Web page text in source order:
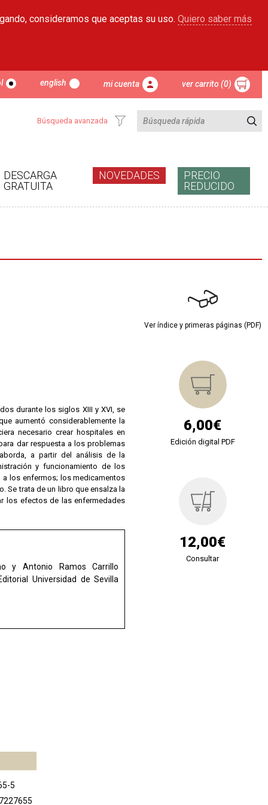
consideramos que aceptas su uso. Quiero saber más
english mi cuenta ver carrito (0)
Búsqueda avanzada
DESCARGA
GRATUITA
NOVEDADES
PRECIO
REDUCIDO
durante los siglos XIII y XVI, se
aumentó considerablemente la
necesario crear hospitales en
dar respuesta a los problemas
a partir del análisis de la
y funcionamiento de los
los enfermos; los medicamentos
Se trata de un libro que ensalza la
los efectos de las enfermedades
y Antonio Ramos Carrillo
Universidad de Sevilla
5
Ver índice y primeras páginas (PDF)
6,00€
Edición digital PDF
12,00€
Consultar